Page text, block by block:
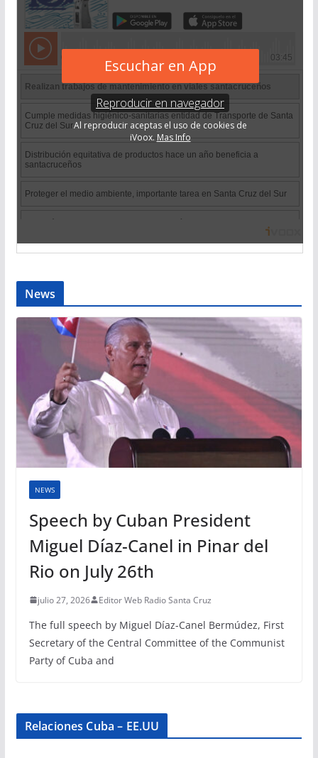
News
NEWS
Speech by Cuban President
Miguel Díaz-Canel in Pinar del
Rio on July 26th
julio 27, 2026 Editor Web Radio Santa Cruz
The full speech by Miguel Díaz-Canel Bermúdez, First
Secretary of the Central Committee of the Communist
Party of Cuba and
Relaciones Cuba – EE.UU